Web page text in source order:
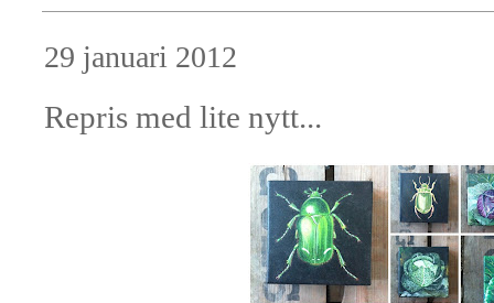
29 januari 2012
Repris med lite nytt...